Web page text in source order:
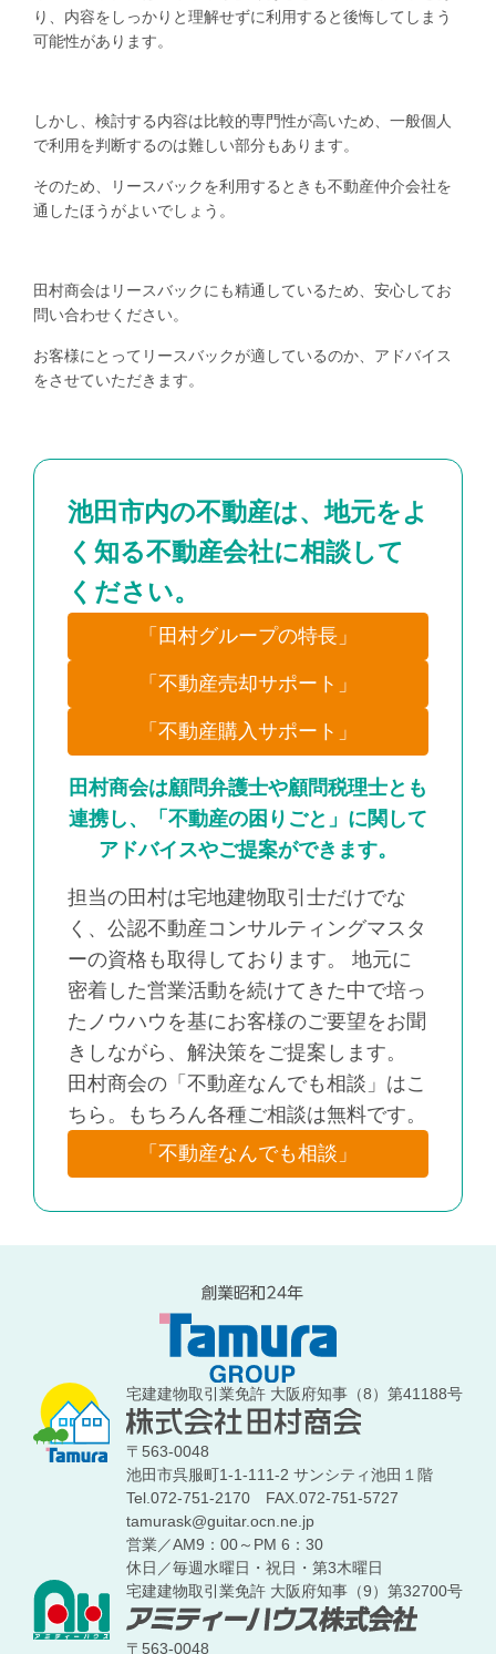
り、内容をしっかりと理解せずに利用すると後悔してしまう
可能性があります。
しかし、検討する内容は比較的専門性が高いため、一般個人
で利用を判断するのは難しい部分もあります。
そのため、リースバックを利用するときも不動産仲介会社を
通したほうがよいでしょう。
田村商会はリースバックにも精通しているため、安心してお
問い合わせください。
お客様にとってリースバックが適しているのか、アドバイス
をさせていただきます。
池田市内の不動産は、地元をよ
く知る不動産会社に相談して
ください。
「田村グループの特長」
「不動産売却サポート」
「不動産購入サポート」
田村商会は顧問弁護士や顧問税理士とも
連携し、「不動産の困りごと」に関して
アドバイスやご提案ができます。
担当の田村は宅地建物取引士だけでな
く、公認不動産コンサルティングマスタ
ーの資格も取得しております。 地元に
密着した営業活動を続けてきた中で培っ
たノウハウを基にお客様のご要望をお聞
きしながら、解決策をご提案します。
田村商会の「不動産なんでも相談」はこ
ちら。もちろん各種ご相談は無料です。
「不動産なんでも相談」
宅建建物取引業免許 大阪府知事（8）第41188号
〒563-0048
池田市呉服町1-1-111-2 サンシティ池田１階
Tel.072-751-2170FAX.072-751-5727
tamurask@guitar.ocn.ne.jp
営業／AM9：00～PM 6：30
休日／毎週水曜日・祝日・第3木曜日
宅建建物取引業免許 大阪府知事（9）第32700号
〒563-0048